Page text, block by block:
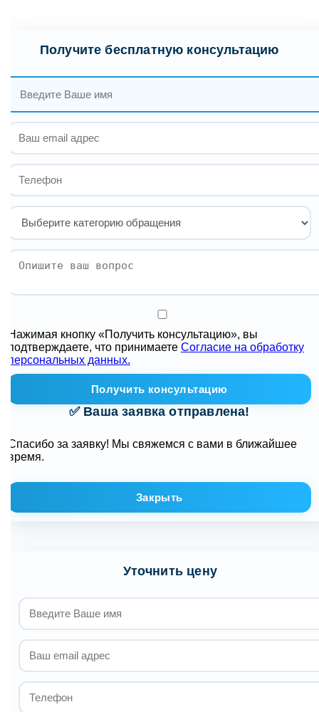
Получите бесплатную консультацию
кнопку «Получить консультацию», вы
что принимаетеСогласие на обработку
данных.
Получить консультацию
✅ Ваша заявка отправлена!
за заявку! Мы свяжемся с вами в ближайшее
Закрыть
Уточнить цену